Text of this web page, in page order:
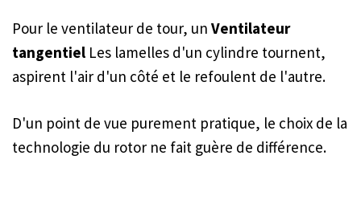
Pour le ventilateur de tour, un Ventilateur
tangentiel Les lamelles d'un cylindre tournent,
aspirent l'air d'un côté et le refoulent de l'autre.
D'un point de vue purement pratique, le choix de la
technologie du rotor ne fait guère de différence.